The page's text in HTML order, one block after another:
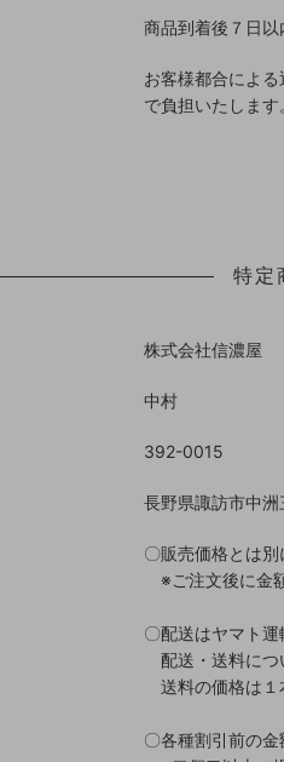
商品到着後７日以
お客様都合によ
で負担いたします
特定
株式会社信濃屋
中村
392-0015
長野県諏訪市中
〇販売価格とは
※ご注文後に金
〇配送はヤマト運
配送・送料につ
送料の価格は１
〇各種割引前の